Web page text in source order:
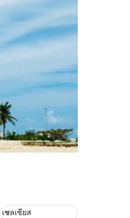
Weather unit option เซลเซียส
เซลเซียส
keyboard_arrow_down